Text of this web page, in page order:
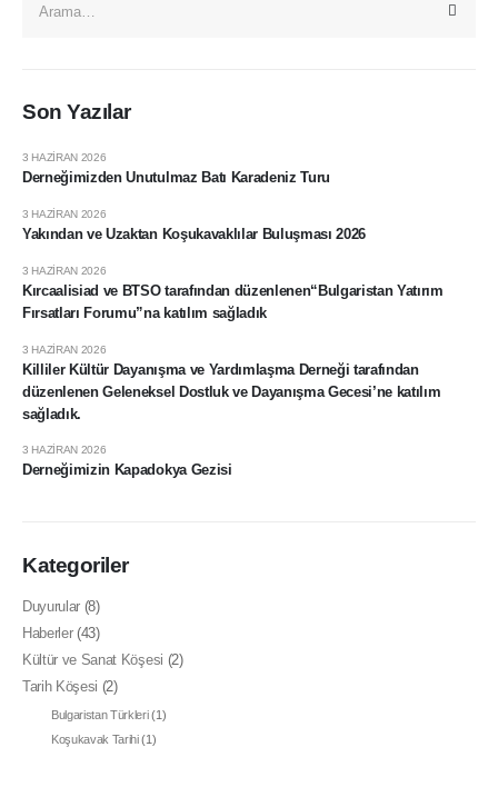
Son Yazılar
Derneğimizden Unutulmaz Batı Karadeniz Turu
3 HAZIRAN 2026
Yakından ve Uzaktan Koşukavaklılar Buluşması 2026
3 HAZIRAN 2026
Kırcaalisiad ve BTSO tarafından düzenlenen“Bulgaristan Yatırım
Fırsatları Forumu”na katılım sağladık
3 HAZIRAN 2026
Killiler Kültür Dayanışma ve Yardımlaşma Derneği tarafından
düzenlenen Geleneksel Dostluk ve Dayanışma Gecesi’ne katılım
sağladık.
3 HAZIRAN 2026
Derneğimizin Kapadokya Gezisi
3 HAZIRAN 2026
Kategoriler
Duyurular (8)
Haberler(43)
Kültür ve Sanat Köşesi (2)
Tarih Köşesi (2)
Bulgaristan Türkleri(1)
Koşukavak Tarihi(1)